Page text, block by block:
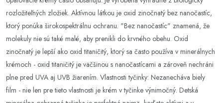
rozložiteľných zložiek. Aktívnou látkou je oxid zinočnatý bez nanočastíc,
ktorý ponúka širokospektrálnu ochranu. "Bez nanočastíc" znamená, že
molekuly nie sú také malé, aby prenikli do krvného obehu. Oxid
zinočnatý je lepší ako oxid titaničitý, ktorý sa často používa v minerálnych
krémoch - oxid titaničitý je väčšinou s nanočastícami a zároveň nechráni
plne pred UVA aj UVB žiarením. Vlastnosti tyčinky: Nezanecháva biely
film - nie len pre tieto vlastnosti je krém v tyčinke výnimočný. Detská